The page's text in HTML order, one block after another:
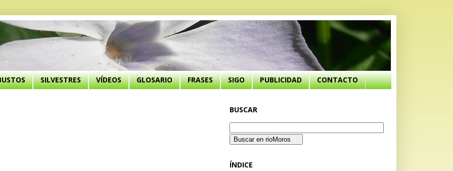
SILVESTRES VÍDEOS GLOSARIO FRASES SIGO PUBLICIDAD CONTACTO
BUSCAR
ÍNDICE